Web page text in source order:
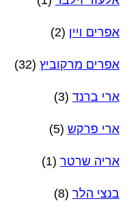
אפרים ויין (2)
אפרים מרקוביץ (32)
ארי ברנד (3)
ארי פרקש (5)
אריה שרטר (1)
בנצי הלר (8)